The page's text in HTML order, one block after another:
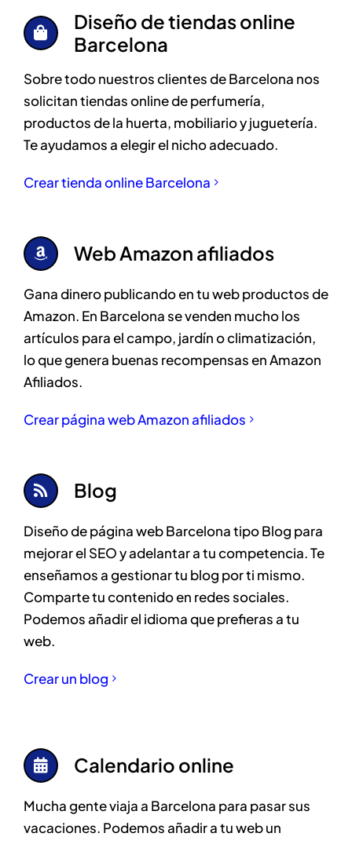
Diseño de tiendas online
Barcelona
Sobre todo nuestros clientes de Barcelona nos
solicitan tiendas online de perfumería,
productos de la huerta, mobiliario y juguetería.
Te ayudamos a elegir el nicho adecuado.
Crear tienda online Barcelona
Web Amazon afiliados
Gana dinero publicando en tu web productos de
Amazon. En Barcelona se venden mucho los
artículos para el campo, jardín o climatización,
lo que genera buenas recompensas en Amazon
Afiliados.
Crear página web Amazon afiliados
Blog
Diseño de página web Barcelona tipo Blog para
mejorar el SEO y adelantar a tu competencia. Te
enseñamos a gestionar tu blog por ti mismo.
Comparte tu contenido en redes sociales.
Podemos añadir el idioma que prefieras a tu
web.
Crear un blog
Calendario online
Mucha gente viaja a Barcelona para pasar sus
vacaciones. Podemos añadir a tu web un